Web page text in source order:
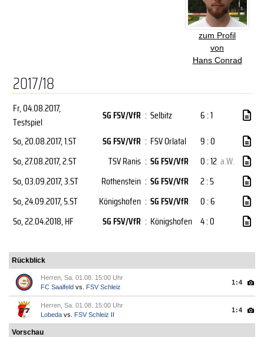
zum Profil
von
Hans Conrad
2017/18
Fr, 04.08.2017,
Testspiel
SG FSV/VfR : Selbitz
6 : 1
So, 20.08.2017, 1.ST SG FSV/VfR : FSV Orlatal
9 : 0
So, 27.08.2017, 2.ST TSV Ranis : SG FSV/VfR 0 : 12 a.W.
So, 03.09.2017, 3.ST Rothenstein : SG FSV/VfR
2 : 5
So, 24.09.2017, 5.ST Königshofen : SG FSV/VfR
0 : 6
So, 22.04.2018, HF SG FSV/VfR : Königshofen 4 : 0
Rückblick
Herren, Sa. 01.08. 15:00 Uhr
FC Saalfeld vs. FSV Schleiz
1:4
Herren, Sa. 01.08. 15:00 Uhr
Lobeda vs. FSV Schleiz II
1:4
Vorschau